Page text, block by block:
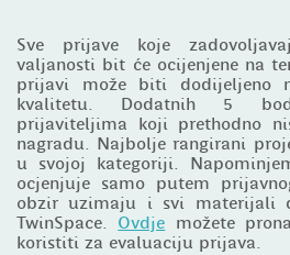
Sve prijave koje
valjanosti bit će ocijenjene na
prijavi može biti dodijeljeno
kvalitetu. Dodatnih 5
prijaviteljima koji prethodno
nagradu. Najbolje rangirani
u svojoj kategoriji.
ocjenjuje samo putem
obzir uzimaju i svi materijali
TwinSpace. Ovdje možete
koristiti za evaluaciju prijava.